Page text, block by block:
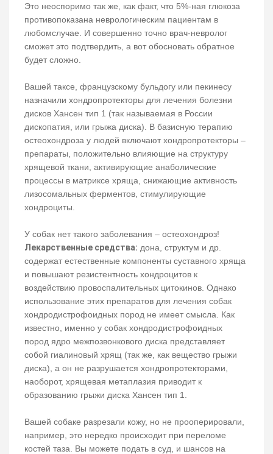
Это неоспоримо так же, как факт, что 5%-ная глюкоза
противопоказана неврологическим пациентам в
любомслучае. И совершенно точно врач-невролог
сможет это подтвердить, а вот обосновать обратное
будет сложно.
Вашей таксе, французскому бульдогу или пекинесу
назначили хондропротекторы для лечения болезни
дисков Хансен тип 1 (так называемая в России
дископатия, или грыжа диска). В базисную терапию
остеохондроза у людей включают хондропротекторы –
препараты, положительно влияющие на структуру
хрящевой ткани, активирующие анаболические
процессы в матриксе хряща, снижающие активность
лизосомальных ферментов, стимулирующие
хондроциты.
У собак нет такого заболевания – остеохондроз!
Лекарственные средства: дона, структум и др.
содержат естественные компоненты суставного хряща
и повышают резистентность хондроцитов к
воздействию провоспалительных цитокинов. Однако
использование этих препаратов для лечения собак
хондродистрофоидных пород не имеет смысла. Как
известно, именно у собак хондродистрофоидных
пород ядро межпозвонкового диска представляет
собой гиалиновый хрящ (так же, как вещество грыжи
диска), а он не разрушается хондропротекторами,
наоборот, хрящевая метаплазия приводит к
образованию грыжи диска Хансен тип 1.
Вашей собаке разрезали кожу, но не прооперировали,
например, это нередко происходит при переломе
костей таза. Вы можете подать в суд, и шансов на